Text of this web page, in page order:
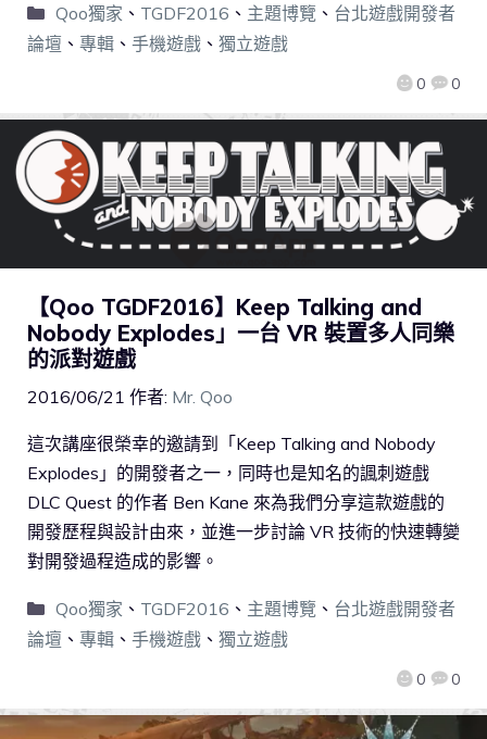
0 0
Qoo獨家 、 TGDF2016 、 主題博覽 、 台北遊戲開發者
論壇 、 專輯 、 手機遊戲 、 獨立遊戲
【Qoo TGDF2016】Keep Talking and
Nobody Explodes」一台 VR 裝置多人同樂
的派對遊戲
2016/06/21 作者: Mr. Qoo
0 0
這次講座很榮幸的邀請到「Keep Talking and Nobody
Explodes」的開發者之一，同時也是知名的諷刺遊戲
DLC Quest 的作者 Ben Kane 來為我們分享這款遊戲的
開發歷程與設計由來，並進一步討論 VR 技術的快速轉變
對開發過程造成的影響。
Qoo獨家 、 TGDF2016 、 主題博覽 、 台北遊戲開發者
論壇 、 專輯 、 手機遊戲 、 獨立遊戲